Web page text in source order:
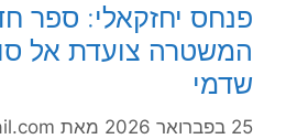
פנחס יחזקאלי: ספר
המשטרה צועדת אל
שדמי
25 בפברואר 2026 מאת